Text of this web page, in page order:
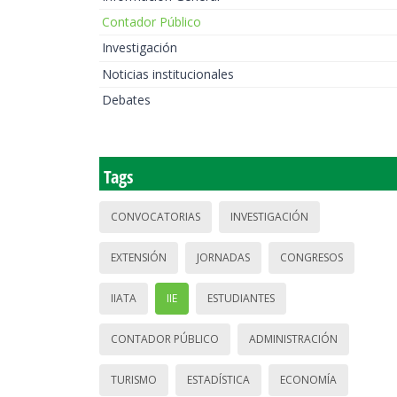
Contador Público
Investigación
Noticias institucionales
Debates
Tags
CONVOCATORIAS INVESTIGACIÓN
EXTENSIÓN JORNADAS CONGRESOS
IIATA IIE ESTUDIANTES
CONTADOR PÚBLICO ADMINISTRACIÓN
TURISMO ESTADÍSTICA ECONOMÍA